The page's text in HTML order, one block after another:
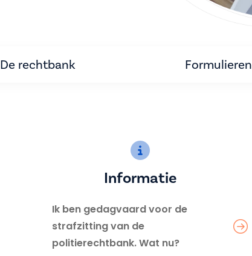
De rechtbank Formulieren
Informatie
Ik ben gedagvaard voor de
strafzitting van de
politierechtbank. Wat nu?